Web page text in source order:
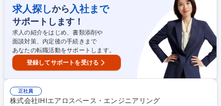
応募ください！ 【働き方】1週間ごとに早番・遅番（日勤・夜勤）が交替
し、生活リズムが取りやすい環境です。 【採用背景】事業拡大・生産量増
加に伴い人員強化 募集職種 【千葉/医薬品製造担当】クリーンルーム内業
務/業界未経験歓迎/借り上げ社宅有
求人探しから 入社まで
サポートします！
求人の紹介をはじめ、書類添削や
面談対策、内定後の手続きまで
あなたの転職活動をサポートします。
登録してサポートを受ける
正社員
株式会社IHIエアロスペース・エンジニアリング